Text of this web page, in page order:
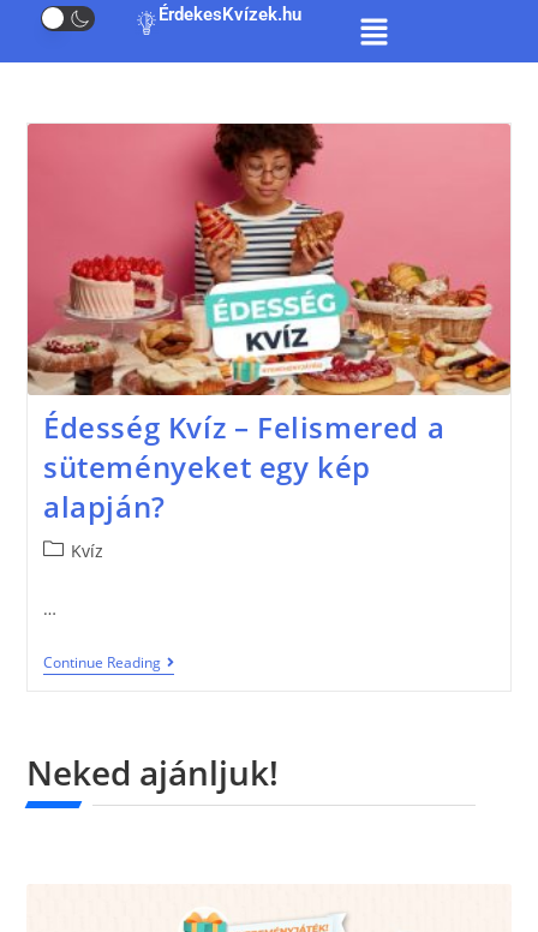
ÉrdekesKvízek.hu
Édesség Kvíz – Felismered a
süteményeket egy kép
alapján?
Kvíz
…
Continue Reading
Neked ajánljuk!